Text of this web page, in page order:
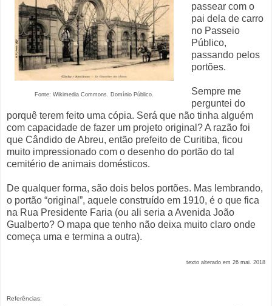
Fonte: Wikimedia Commons. Domínio Público.
passear com o
pai dela de carro
no Passeio
Público,
passando pelos
portões.
Sempre me
perguntei do
porquê terem feito uma cópia. Será que não tinha alguém
com capacidade de fazer um projeto original? A razão foi
que Cândido de Abreu, então prefeito de Curitiba, ficou
muito impressionado com o desenho do portão do tal
cemitério de animais domésticos.
De qualquer forma, são dois belos portões. Mas lembrando,
o portão “original”, aquele construído em 1910, é o que fica
na Rua Presidente Faria (ou ali seria a Avenida João
Gualberto? O mapa que tenho não deixa muito claro onde
começa uma e termina a outra).
texto alterado em 26 mai. 2018
Referências: